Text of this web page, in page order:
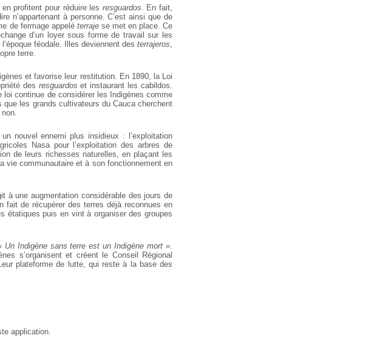
profitent pour réduire les resguardos . En fait,
n’appartenant à personne. C’est ainsi que de
de fermage appelé terrajese met en place. Ce
d’un loyer sous forme de travail sur les
l’époque féodale. Illes deviennent des terrajeros
terre.
et favorise leur restitution. En 1890, la Loi
des resguardos et instaurant les cabildos.
loi continue de considérer les Indigènes comme
les grands cultivateurs du Cauca cherchent
nouvel ennemi plus insidieux : l’exploitation
Nasa pour l’exploitation des arbres de
de leurs richesses naturelles, en plaçant les
vie communautaire et à son fonctionnement en
à une augmentation considérable des jours de
fait de récupérer des terres déjà reconnues en
étatiques puis en vint à organiser des groupes
Un Indigène sans terre est un Indigène mort »
s’organisent et créent le Conseil Régional
plateforme de lutte, qui reste à la base des
application.